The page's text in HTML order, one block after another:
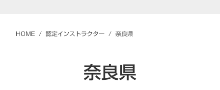
HOME / 認定インストラクター / 奈良県
奈良県